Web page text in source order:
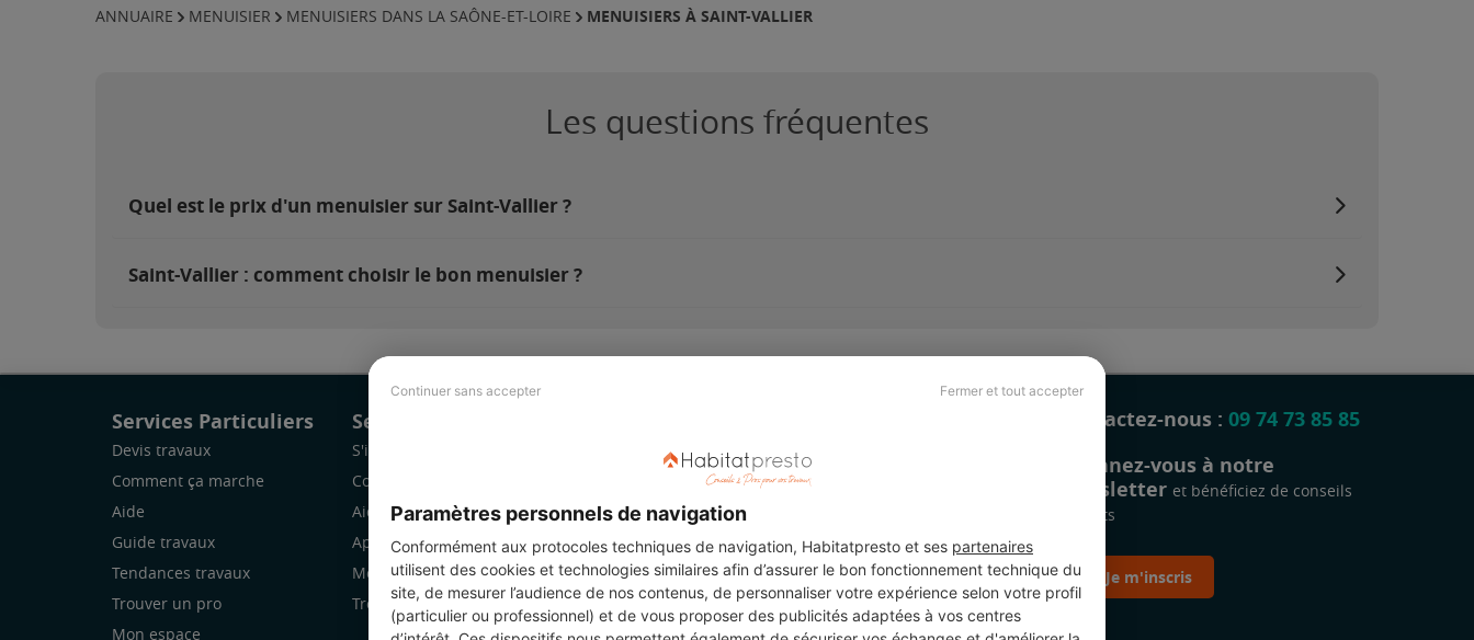
Continuer sans accepter Fermer et tout accepter
Paramètres personnels de navigation
Conformément aux protocoles techniques de navigation, Habitatpresto et ses partenaires
utilisent des cookies et technologies similaires afin d’assurer le bon fonctionnement technique du
site, de mesurer l’audience de nos contenus, de personnaliser votre expérience selon votre profil
(particulier ou professionnel) et de vous proposer des publicités adaptées à vos centres
ANNUAIRE MENUISIER MENUISIERS DANS LA SAÔNE-ET-LOIRE MENUISIERS À SAINT-VALLIER
Les questions fréquentes
Quel est le prix d'un menuisier sur Saint-Vallier ?
Saint-Vallier : comment choisir le bon menuisier ?
Services Particuliers
Devis travaux
Comment ça marche
Aide
Guide travaux
Tendances travaux
Trouver un pro
Mon espace
Services Pro
S'inscrire
Comment ça marche
Aide
Application Mobile
Mon espace
Trouver des chantiers
Revue de presse
Légal
Charte cookies
Contactez-nous : 09 74 73 85 85
Abonnez-vous à notre
newsletter et bénéficiez de conseils
gratuits
Je m'inscris